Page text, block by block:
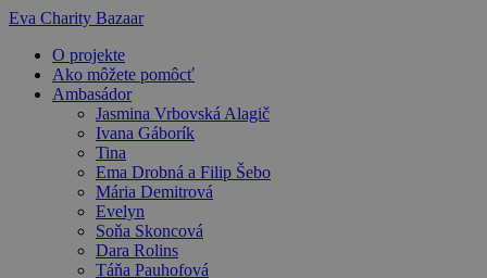
Preskočiť
obsah
Eva Charity Bazaar
O projekte
Ako môžete pomôcť
Ambasádor
Jasmina Vrbovská Alagič
Ivana Gáborík
Tina
Ema Drobná a Filip Šebo
Mária Demitrová
Evelyn
Soňa Skoncová
Dara Rolins
Táňa Pauhofová